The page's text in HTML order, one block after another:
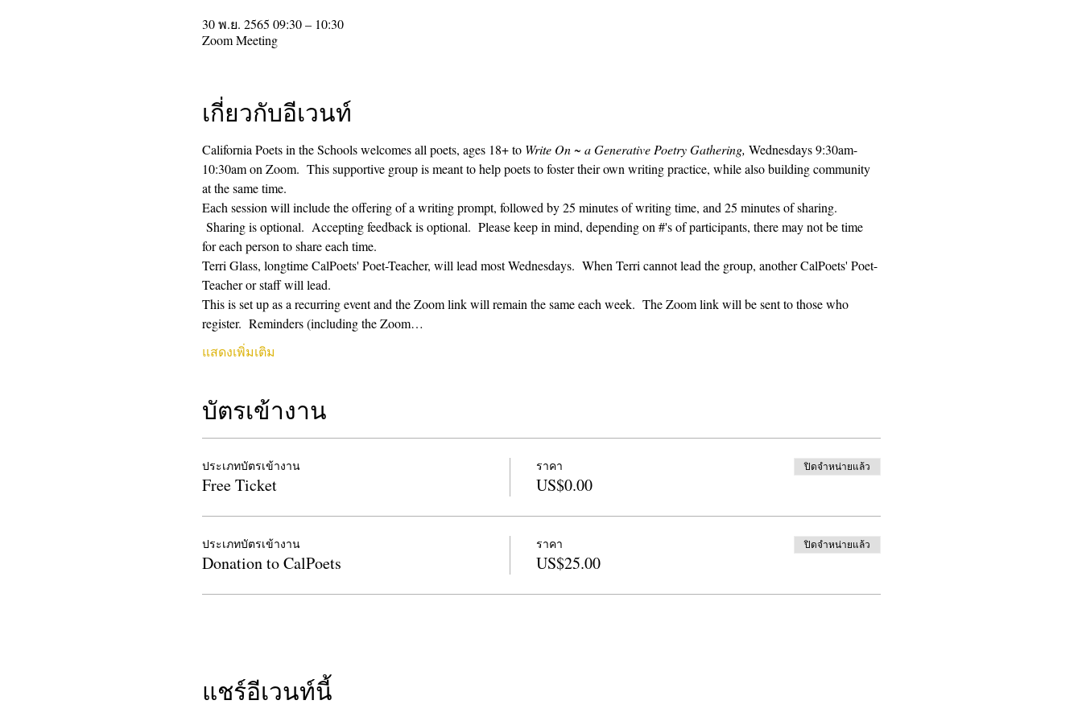
30 พ.ย. 2565 09:30 – 10:30
Zoom Meeting
เกี่ยวกับอีเวนท์
California Poets in the Schools welcomes all poets, ages 18+ to Write On ~ a Generative Poetry Gathering, Wednesdays 9:30am-
10:30am on Zoom.  This supportive group is meant to help poets to foster their own writing practice, while also building community
at the same time.
Each session will include the offering of a writing prompt, followed by 25 minutes of writing time, and 25 minutes of sharing.
Sharing is optional.  Accepting feedback is optional.  Please keep in mind, depending on #'s of participants, there may not be time
for each person to share each time.
Terri Glass, longtime CalPoets' Poet-Teacher, will lead most Wednesdays.  When Terri cannot lead the group, another CalPoets' Poet-
Teacher or staff will lead.
This is set up as a recurring event and the Zoom link will remain the same each week.  The Zoom link will be sent to those who
register.  Reminders (including the Zoom…
แสดงเพิ่มเติม
บัตรเข้างาน
ประเภทบัตรเข้างาน
Free Ticket
ราคา
US$0.00
ปิดจำหน่ายแล้ว
ประเภทบัตรเข้างาน
Donation to CalPoets
ราคา
US$25.00
ปิดจำหน่ายแล้ว
แชร์อีเวนท์นี้